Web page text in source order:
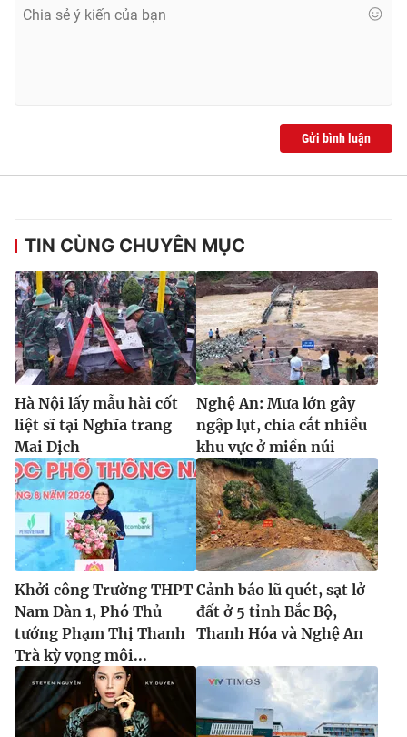
Gửi bình luận
TIN CÙNG CHUYÊN MỤC
Hà Nội lấy mẫu hài cốt
liệt sĩ tại Nghĩa trang
Mai Dịch
Nghệ An: Mưa lớn gây
ngập lụt, chia cắt nhiều
khu vực ở miền núi
Khởi công Trường THPT
Nam Đàn 1, Phó Thủ
tướng Phạm Thị Thanh
Trà kỳ vọng môi...
Cảnh báo lũ quét, sạt lở
đất ở 5 tỉnh Bắc Bộ,
Thanh Hóa và Nghệ An